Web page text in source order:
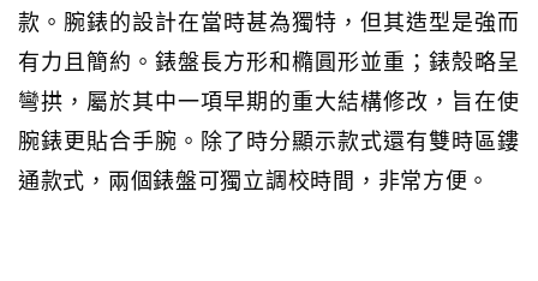
款。腕錶的設計在當時甚為獨特，但其造型是強而
有力且簡約。錶盤長方形和橢圓形並重；錶殼略呈
彎拱，屬於其中一項早期的重大結構修改，旨在使
腕錶更貼合手腕。除了時分顯示款式還有雙時區鏤
通款式，兩個錶盤可獨立調校時間，非常方便。